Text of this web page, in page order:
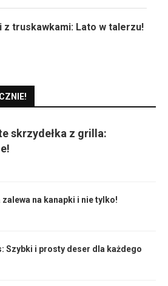
z truskawkami: Lato w talerzu!
skrzydełka z grilla:
na kanapki i nie tylko!
Szybki i prosty deser dla każdego